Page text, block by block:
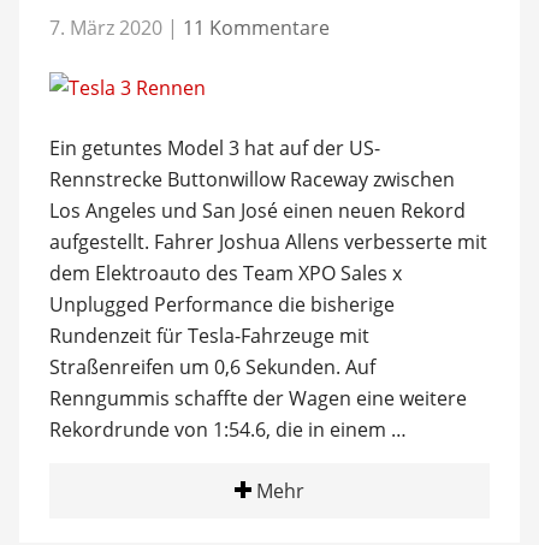
7. März 2020 | 11 Kommentare
Ein getuntes Model 3 hat auf der US-
Rennstrecke Buttonwillow Raceway zwischen
Los Angeles und San José einen neuen Rekord
aufgestellt. Fahrer Joshua Allens verbesserte mit
dem Elektroauto des Team XPO Sales x
Unplugged Performance die bisherige
Rundenzeit für Tesla-Fahrzeuge mit
Straßenreifen um 0,6 Sekunden. Auf
Renngummis schaffte der Wagen eine weitere
Rekordrunde von 1:54.6, die in einem …
Mehr